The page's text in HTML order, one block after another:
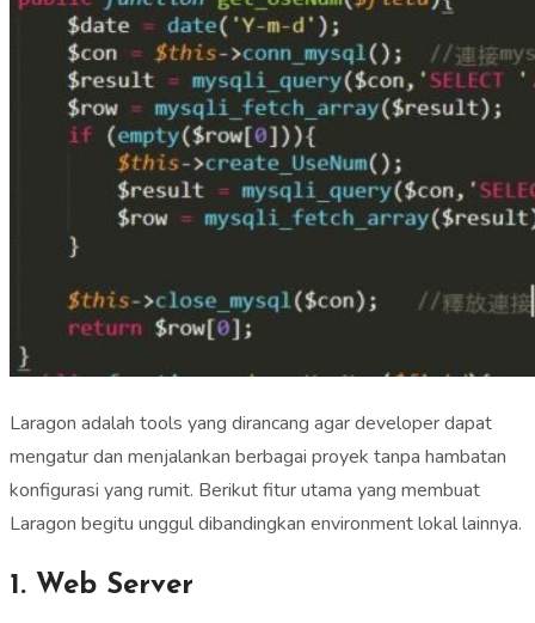
Laragon adalah tools yang dirancang agar developer dapat
mengatur dan menjalankan berbagai proyek tanpa hambatan
konfigurasi yang rumit. Berikut fitur utama yang membuat
Laragon begitu unggul dibandingkan environment lokal lainnya.
1. Web Server